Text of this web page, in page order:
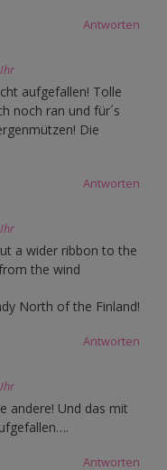
Antworten
aufgefallen! Tolle
noch ran und für´s
Die
Antworten
a wider ribbon to the
the wind
North of the Finland!
Antworten
andere! Und das mit
Antworten